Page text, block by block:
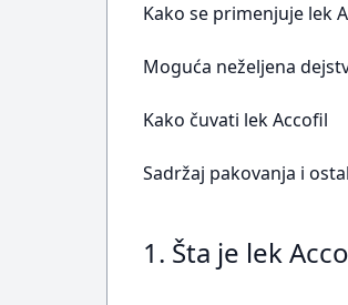
Kako se primenjuje lek
Moguća neželjena
Kako čuvati lek Accofil
Sadržaj pakovanja i
1. Šta je lek